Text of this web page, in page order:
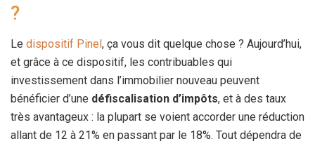
?
Le dispositif Pinel , ça vous dit quelque chose ? Aujourd’hui,
et grâce à ce dispositif, les contribuables qui
investissement dans l’immobilier nouveau peuvent
bénéficier d’une défiscalisation d’impôts, et à des taux
très avantageux : la plupart se voient accorder une réduction
allant de 12 à 21% en passant par le 18%. Tout dépendra de